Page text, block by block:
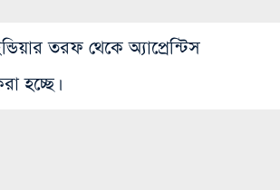
তরফ থেকে অ্যাপ্রেন্টিস